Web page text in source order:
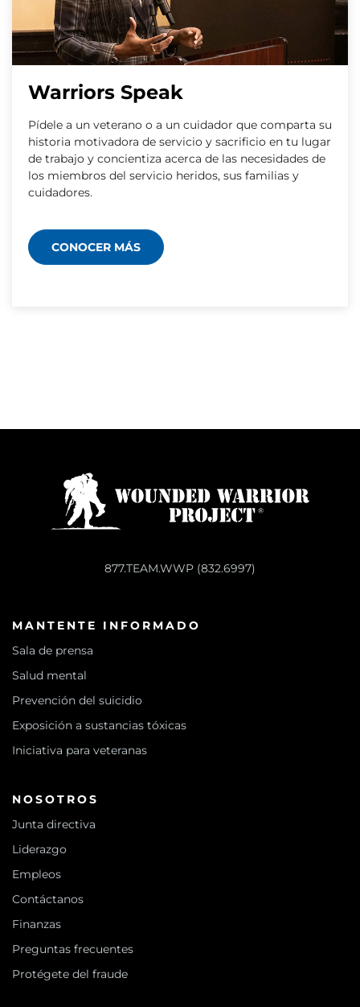
Warriors Speak
Pídele a un veterano o a un cuidador que comparta su
historia motivadora de servicio y sacrificio en tu lugar
de trabajo y concientiza acerca de las necesidades de
los miembros del servicio heridos, sus familias y
cuidadores.
CONOCER MÁS
877.TEAM.WWP (832.6997)
MANTENTE INFORMADO
Sala de prensa
Salud mental
Prevención del suicidio
Exposición a sustancias tóxicas
Iniciativa para veteranas
NOSOTROS
Junta directiva
Liderazgo
Empleos
Contáctanos
Finanzas
Preguntas frecuentes
Protégete del fraude